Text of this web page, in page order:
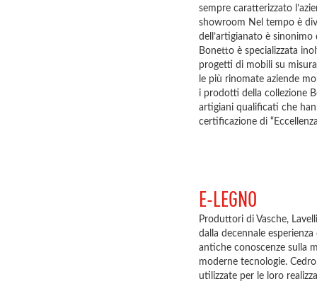
sempre caratterizzato
showroom Nel tempo è
dell’artigianato è sinonimo
Bonetto è specializzata
progetti di mobili su
le più rinomate aziende
i prodotti della collezione
artigiani qualificati che
certificazione di
E-LEGNO
Produttori di Vasche,
dalla decennale
antiche conoscenze sulla
moderne tecnologie.
utilizzate per le loro